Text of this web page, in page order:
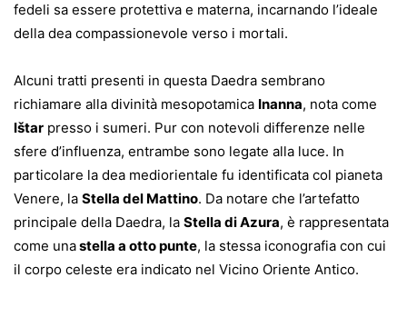
fedeli sa essere protettiva e materna, incarnando l’ideale
della dea compassionevole verso i mortali.
Alcuni tratti presenti in questa Daedra sembrano
richiamare alla divinità mesopotamica Inanna, nota come
Ištar presso i sumeri. Pur con notevoli differenze nelle
sfere d’influenza, entrambe sono legate alla luce. In
particolare la dea mediorientale fu identificata col pianeta
Venere, la Stella del Mattino. Da notare che l’artefatto
principale della Daedra, la Stella di Azura, è rappresentata
come unastella a otto punte, la stessa iconografia con cui
il corpo celeste era indicato nel Vicino Oriente Antico.